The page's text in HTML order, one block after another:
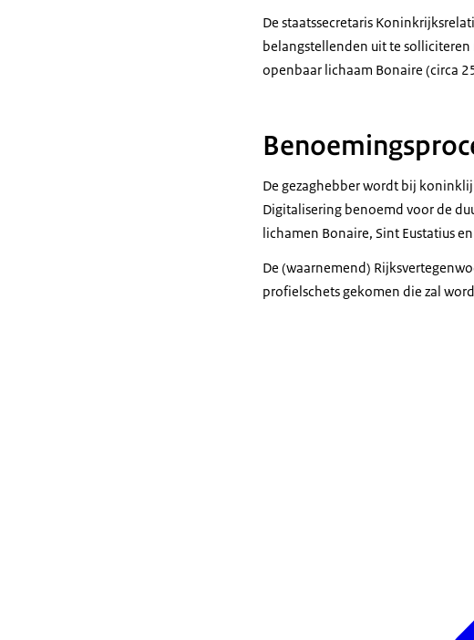
De staatssecretaris
belangstellenden uit te
openbaar lichaam Bonaire (circa
De gezaghebber wordt bij
Digitalisering benoemd voor de
lichamen Bonaire, Sint Eustatius
De (waarnemend)
profielschets gekomen die zal